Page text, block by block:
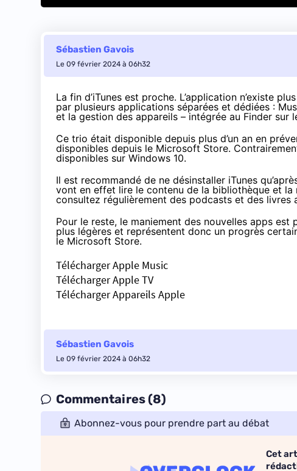
Sébastien Gavois
Le 09 février 2024 à 06h32
La fin d’iTunes est proche. L’application n’existe
par plusieurs applications séparées et dédiées :
et la gestion des appareils – intégrée au Finder sur
Ce trio était disponible depuis plus d’un an en
disponibles depuis le Microsoft Store.
disponibles sur Windows 10.
Il est recommandé de ne désinstaller iTunes
vont en effet lire le contenu de la bibliothèque et la
consultez régulièrement des podcasts et des livres
Pour le reste, le maniement des nouvelles apps
plus légères et représentent donc un progrès
le Microsoft Store.
Télécharger Apple Music
Télécharger Apple TV
Télécharger Appareils Apple
Sébastien Gavois
Le 09 février 2024 à 06h32
Commentaires (8)
Abonnez-vous pour prendre part au débat
Cet